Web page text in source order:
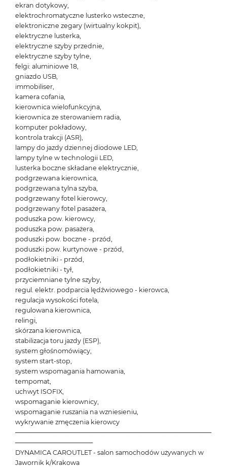
ekran dotykowy,
elektrochromatyczne lusterko wsteczne,
elektroniczne zegary (wirtualny kokpit),
elektryczne lusterka,
elektryczne szyby przednie,
elektryczne szyby tylne,
felgi: aluminiowe 18,
gniazdo USB,
immobiliser,
kamera cofania,
kierownica wielofunkcyjna,
kierownica ze sterowaniem radia,
komputer pokładowy,
kontrola trakcji (ASR),
lampy do jazdy dziennej diodowe LED,
lampy tylne w technologii LED,
lusterka boczne składane elektrycznie,
podgrzewana kierownica,
podgrzewana tylna szyba,
podgrzewany fotel kierowcy,
podgrzewany fotel pasażera,
poduszka pow. kierowcy,
poduszka pow. pasażera,
poduszki pow. boczne - przód,
poduszki pow. kurtynowe - przód,
podłokietniki - przód,
podłokietniki - tył,
przyciemniane tylne szyby,
regul. elektr. podparcia lędźwiowego - kierowca,
regulacja wysokości fotela,
regulowana kierownica,
relingi,
skórzana kierownica,
stabilizacja toru jazdy (ESP),
system głośnomówiący,
system start-stop,
system wspomagania hamowania,
tempomat,
uchwyt ISOFIX,
wspomaganie kierownicy,
wspomaganie ruszania na wzniesieniu,
wykrywanie zmęczenia kierowcy
───────────────────────────────────────────
─────────────────
DYNAMICA CAROUTLET - salon samochodów używanych w
Jawornik k/Krakowa